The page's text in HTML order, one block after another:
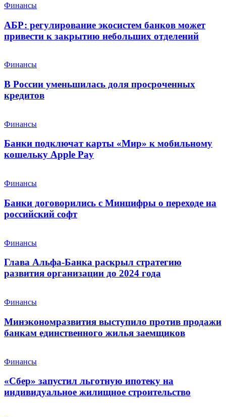
Финансы
АБР: регулирование экосистем банков может
привести к закрытию небольших отделений
Финансы
В России уменьшилась доля просроченных
кредитов
Финансы
Банки подключат карты «Мир» к мобильному
кошельку Apple Pay
Финансы
Банки договорились с Минцифры о переходе на
российский софт
Финансы
Глава Альфа-Банка раскрыл стратегию
развития организации до 2024 года
Финансы
Минэкономразвития выступило против продажи
банкам единственного жилья заемщиков
Финансы
«Сбер» запустил льготную ипотеку на
индивидуальное жилищное строительство